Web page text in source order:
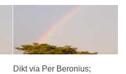
Dikt via Per Beronius;